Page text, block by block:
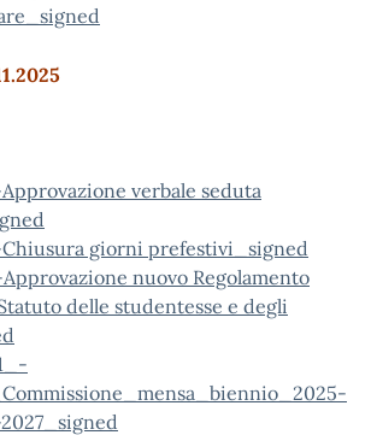
verbale seduta
giorni prefestivi_signed
nuovo Regolamento
delle studentesse e degli